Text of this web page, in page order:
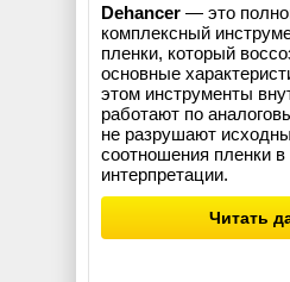
Dehancer — это
комплексный
пленки, который
основные
этом инструменты
работают по
не разрушают
соотношения пленки
интерпретации.
Читать